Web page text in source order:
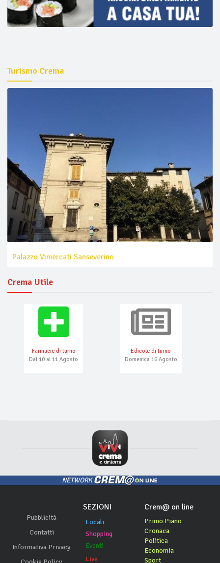
Turismo Crema
Palazzo Vimercati Sanseverino
Crema Utile
Farmacie di turno
Dal 10 al 11 Agosto
Edicole di turno
Domenica 16 Agosto
NETWORK
Pubblicità
Contatti
Informativa Privacy
SEZIONI
Locali
Shopping
Eventi
Live
Crem@ on line
Primo Piano
Cronaca
Politica
Economia
Sport